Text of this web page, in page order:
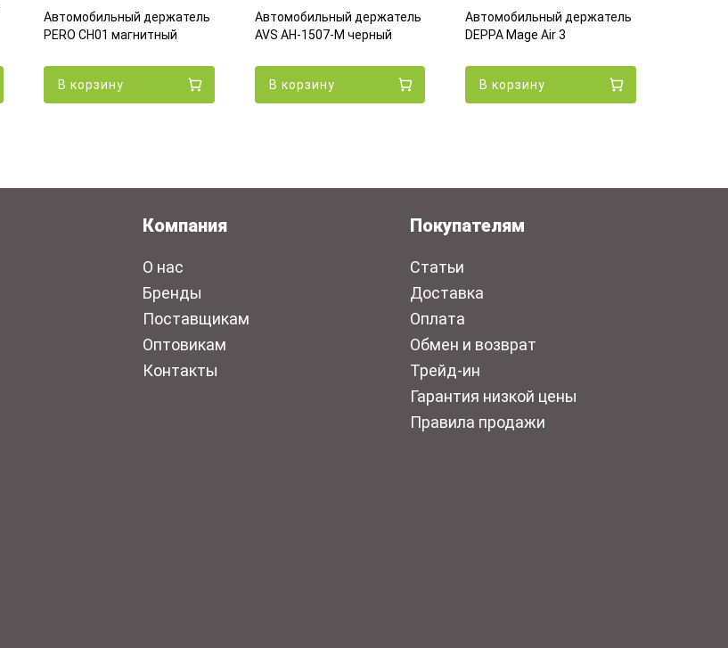
Автомобильный держатель
PERO CH01 магнитный
В корзину
Автомобильный держатель
AVS AH-1507-M черный
В корзину
Автомобильный держатель
DEPPA Mage Air 3
В корзину
Компания
О нас
Бренды
Поставщикам
Оптовикам
Контакты
Покупателям
Статьи
Доставка
Оплата
Обмен и возврат
Трейд-ин
Гарантия низкой цены
Правила продажи